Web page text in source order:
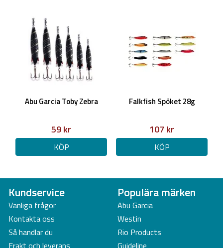
Abu Garcia Toby Zebra
59 kr
KÖP
Falkfish Spöket 28g
107 kr
KÖP
Kundservice
Vanliga frågor
Kontakta oss
Så handlar du
Frakt och leverans
Populära märken
Abu Garcia
Westin
Rio Products
Guideline